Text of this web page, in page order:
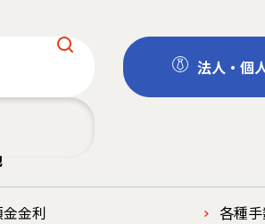
法人・個
金利
各種